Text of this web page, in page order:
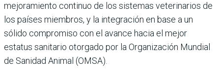
mejoramiento continuo de los sistemas veterinarios de
los países miembros, y la integración en base a un
sólido compromiso con el avance hacia el mejor
estatus sanitario otorgado por la Organización Mundial
de Sanidad Animal (OMSA).